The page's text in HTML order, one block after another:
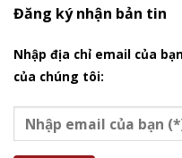
Đăng ký nhận bản tin
Nhập địa chỉ email của
của chúng tôi: